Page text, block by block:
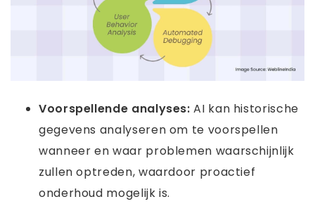
Voorspellende analyses:AI kan historische
gegevens analyseren om te voorspellen
wanneer en waar problemen waarschijnlijk
zullen optreden, waardoor proactief
onderhoud mogelijk is.